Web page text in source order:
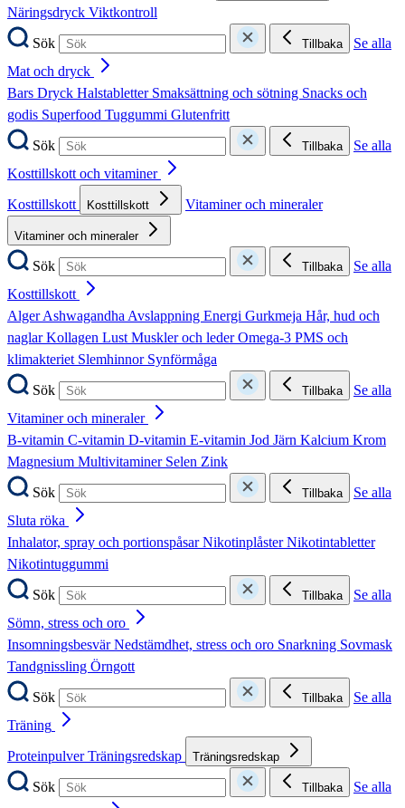
Näringsdryck Viktkontroll
Sök
Tillbaka
Se alla
Mat och dryck
Bars Dryck Halstabletter Smaksättning och sötning Snacks och
godis Superfood Tuggummi Glutenfritt
Sök
Tillbaka
Se alla
Kosttillskott och vitaminer
Kosttillskott
Kosttillskott Vitaminer och mineraler
Vitaminer och mineraler
Sök Tillbaka
Se alla
Kosttillskott
AlgerAshwagandhaAvslappning Energi Gurkmeja Hår, hud och
naglarKollagen LustMuskler och lederOmega-3 PMS och
klimakteriet Slemhinnor Synförmåga
Sök
Tillbaka
Se alla
Vitaminer och mineraler
B-vitamin C-vitamin D-vitamin E-vitamin Jod Järn Kalcium Krom
Magnesium Multivitaminer Selen Zink
Sök
Tillbaka
Se alla
Sluta röka
Inhalator, spray och portionspåsarNikotinplåsterNikotintabletter
Nikotintuggummi
Sök
Tillbaka
Se alla
Sömn, stress och oro
InsomningsbesvärNedstämdhet, stress och oro Snarkning Sovmask
Tandgnissling Örngott
Sök
Tillbaka
Se alla
Träning
ProteinpulverTräningsredskap Träningsredskap
Sök Tillbaka
Se alla